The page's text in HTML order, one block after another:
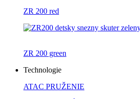
ZR 200 red
ZR 200 green
Technologie
ATAC PRUŽENIE